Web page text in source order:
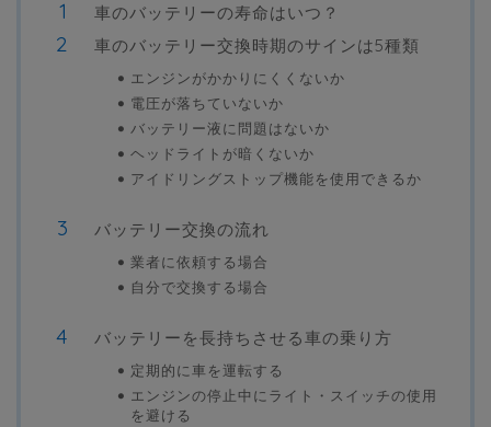
車のバッテリーの寿命はいつ？
車のバッテリー交換時期のサインは5種類
エンジンがかかりにくくないか
電圧が落ちていないか
バッテリー液に問題はないか
ヘッドライトが暗くないか
アイドリングストップ機能を使用できるか
バッテリー交換の流れ
業者に依頼する場合
自分で交換する場合
バッテリーを長持ちさせる車の乗り方
定期的に車を運転する
エンジンの停止中にライト・スイッチの使用
を避ける